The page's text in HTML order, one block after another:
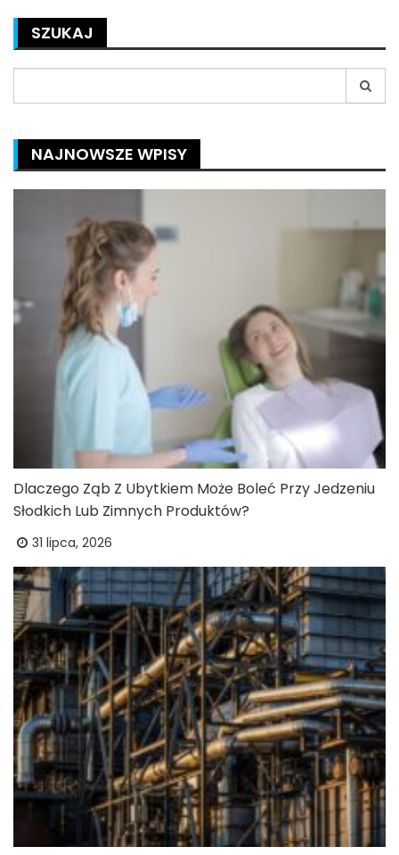
SZUKAJ
for:
NAJNOWSZE WPISY
Dlaczego Ząb Z Ubytkiem Może Boleć Przy Jedzeniu
Słodkich Lub Zimnych Produktów?
31 lipca, 2026